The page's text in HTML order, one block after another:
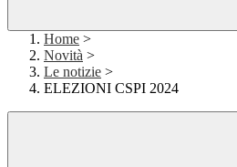
Home >
Novità >
Le notizie >
ELEZIONI CSPI 2024